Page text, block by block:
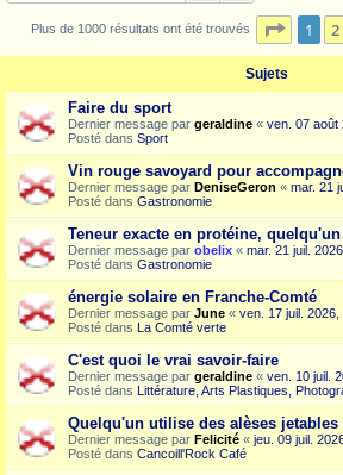
Plus de 1000 résultats ont été trouvés Page 1
1 2
Sujets
Faire du sport
Dernier message par geraldine « ven. 07 août
Posté dans Sport
Vin rouge savoyard pour
Dernier message par DeniseGeron « mar. 21
Posté dans Gastronomie
Teneur exacte en protéine,
Dernier message par obelix « mar. 21 juil.
Posté dans Gastronomie
énergie solaire en Franche-Comté
Dernier message par June « ven. 17 juil. 2026,
Posté dans La Comté verte
C'est quoi le vrai savoir-faire
Dernier message par geraldine « ven. 10 juil.
Posté dans Littérature, Arts Plastiques,
Quelqu'un utilise des alèses
Dernier message par Felicité « jeu. 09 juil.
Posté dans Cancoill'Rock Café